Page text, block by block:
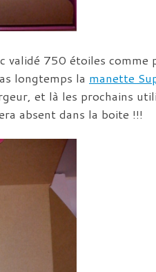
validé 750 étoiles
longtemps la manette
et là les prochains
absent dans la boite !!!